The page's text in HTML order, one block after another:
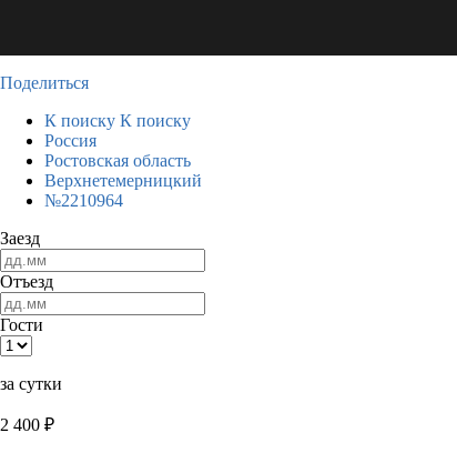
Поделиться
К поиску К поиску
Россия
Ростовская область
Верхнетемерницкий
№2210964
Заезд
Отъезд
Гости
за сутки
2 400 ₽